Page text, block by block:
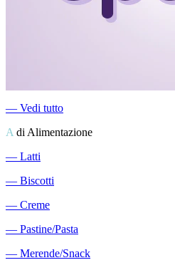
― Vedi tutto
A di Alimentazione
― Latti
― Biscotti
― Creme
― Pastine/Pasta
― Merende/Snack